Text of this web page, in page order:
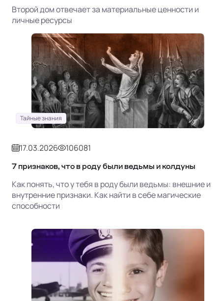
Второй дом отвечает за материальные ценности и
личные ресурсы
Тайные знания
17.03.2026 106081
7 признаков, что в роду были ведьмы и колдуны
Как понять, что у тебя в роду были ведьмы: внешние и
внутренние признаки. Как найти в себе магические
способности